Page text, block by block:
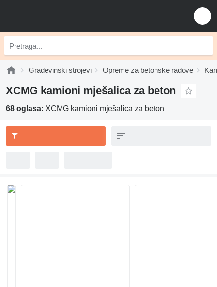
Građevinski strojevi Opreme za betonske radove
XCMG kamioni mješalica za beton
68 oglasa: XCMG kamioni mješalica za beton